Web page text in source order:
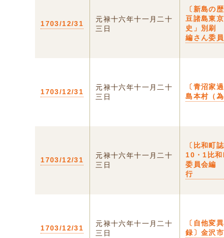
1703/12/31
元禄十六年十一月二十
三日
〔新島の
豆諸島東
史」別刷
編さん委員
1703/12/31
元禄十六年十一月二十
三日
〔青沼家
島本村（
1703/12/31
元禄十六年十一月二十
三日
〔比和町
10・1比
委員会編
行
1703/12/31
元禄十六年十一月二十
三日
〔自他変
録〕金沢